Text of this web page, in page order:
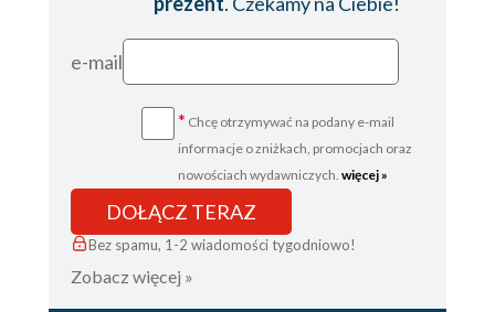
e-mail
* Chcę otrzymywać na podany e-mail
informacje o zniżkach, promocjach oraz
nowościach wydawniczych. więcej »
DOŁĄCZ TERAZ
Bez spamu, 1-2 wiadomości tygodniowo!
Zobacz więcej »